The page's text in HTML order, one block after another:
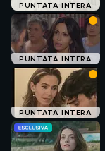
PUNTATA INTERA
PUNTATA INTERA
PUNTATA INTERA